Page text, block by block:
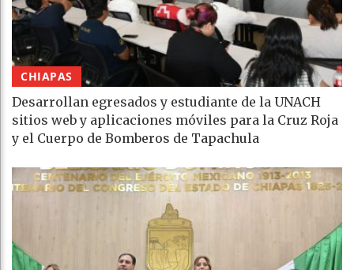
CHIAPAS
Desarrollan egresados y estudiante de la UNACH
sitios web y aplicaciones móviles para la Cruz Roja
y el Cuerpo de Bomberos de Tapachula